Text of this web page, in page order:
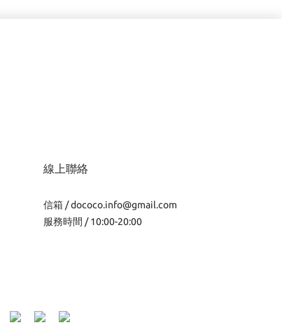
線上聯絡
信箱 /dococo.info@gmail.com
服務時間 / 10:00-20:00